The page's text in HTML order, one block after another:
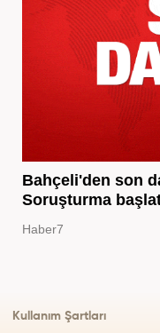
Bahçeli'den son
Soruşturma
Haber7
Kullanım Şartları